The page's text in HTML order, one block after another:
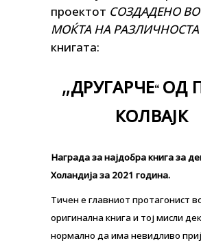
проектот СОЗДАДЕНО
МОЌТА НА РАЗЛИЧНОСТА
книгата:
„ДРУГАРЧЕ“ ОД
КОЛВАЈК
Награда за најдобра книга за
Холандија за 2021 година.
Тичен е главниот протагонист
оригинална книга и тој мисли
нормално да има невидливо